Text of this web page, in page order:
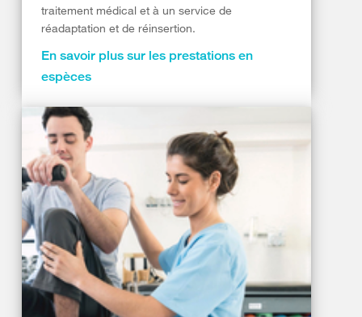
traitement médical et à un service de
réadaptation et de réinsertion.
En savoir plus sur les prestations en
espèces